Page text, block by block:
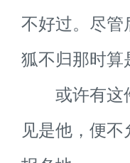
不好过。尽
狐不归那时
或许有这
见是他，便